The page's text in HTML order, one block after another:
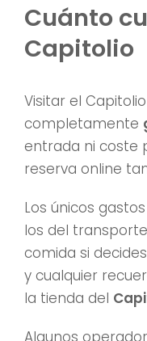
Cuánto
Capitolio
Visitar el
completamente
entrada ni coste
reserva online
Los únicos
los del
comida si
y cualquier
la tienda del
Algunos